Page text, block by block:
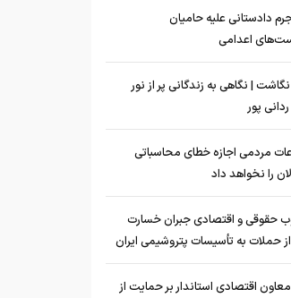
دادستانی علیه حامیان
اعدامی
| نگاهی به زندگانی پر از نور
پور
مردمی اجازه خطای محاسباتی
را نخواهد داد
حقوقی و اقتصادی جبران خسارت
حملات به تأسیسات پتروشیمی ایران
اقتصادی استاندار بر حمایت از